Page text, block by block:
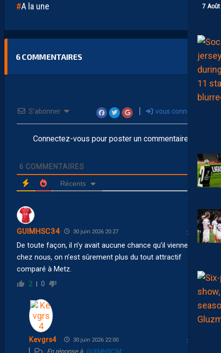
7
A la une
6 COMMENTAIRES
S’abonner vous connecter
Connectez-vous pour poster un commentaire
6 COMMENTAIRES
Récents
GUIMHSC34 30 juin 2026 20:27
De toute façon, il n’y avait aucune chance qu’il vienne
chez nous, on n’est sûrement plus du tout attractif
comparé à Metz.
2 0
Kevgrs4 30 juin 2026 22:00
En réponse à GUIMHSC34